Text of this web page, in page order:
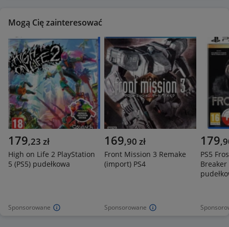
Mogą Cię zainteresować
Sponsorowane
179,23 zł
High on Life 2 PlayStation
5 (PS5) pudełkowa
Sponsorowane
169,90 zł
Front Mission 3 Remake
(import) PS4
179,
PS5
Breaker